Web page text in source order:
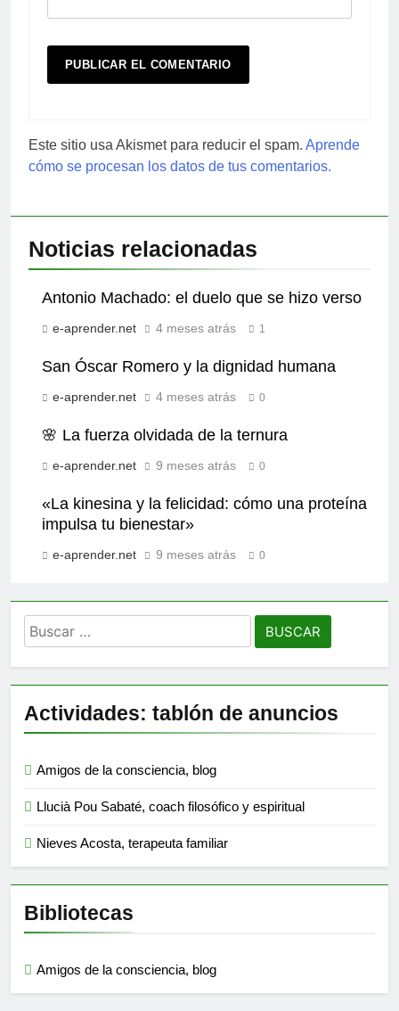
Este sitio usa Akismet para reducir el spam. Aprende
cómo se procesan los datos de tus comentarios.
Noticias relacionadas
Antonio Machado: el duelo que se hizo verso
e-aprender.net 4 meses atrás 1
San Óscar Romero y la dignidad humana
e-aprender.net 4 meses atrás 0
🌸 La fuerza olvidada de la ternura
e-aprender.net 9 meses atrás 0
«La kinesina y la felicidad: cómo una proteína
impulsa tu bienestar»
e-aprender.net 9 meses atrás 0
Buscar:
Actividades: tablón de anuncios
Amigos de la consciencia, blog
Llucià Pou Sabaté, coach filosófico y espiritual
Nieves Acosta, terapeuta familiar
Bibliotecas
Amigos de la consciencia, blog